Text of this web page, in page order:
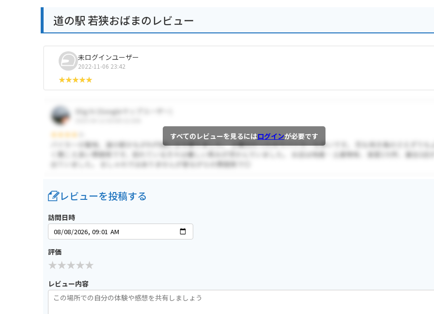
道の駅 若狭おばまのレビュー
未ログインユーザー
2022-11-06 23:42
すべてのレビューを見るにはログインが必要です
レビューを投稿する
訪問日時
評価
レビュー内容